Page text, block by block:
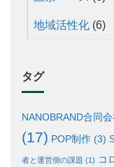
地域活性化 (6)
タグ
NANOBRAND合同会
(17) POP制作 (3)
者と運営側の課題 (1) コ